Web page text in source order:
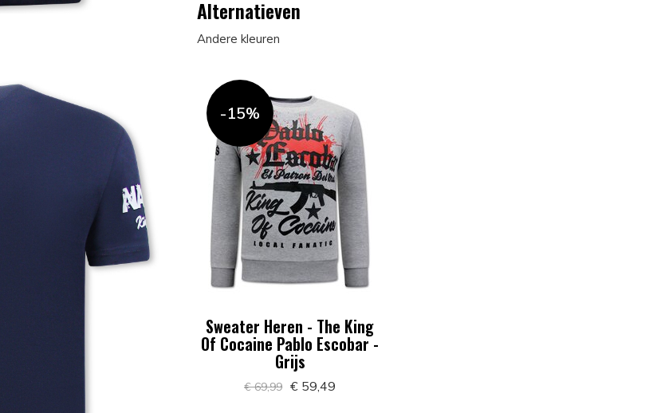
Alternatieven
Andere kleuren
-15%
Sweater Heren - The King
Of Cocaine Pablo Escobar -
Grijs
€ 69,99 € 59,49